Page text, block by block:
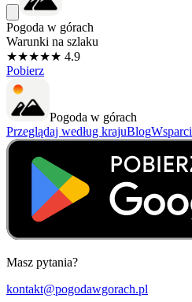
Pogoda w górach
Warunki na szlaku
★★★★★ 4.9
Pobierz
Pogoda w górach
Przeglądaj według krajuBlog
Masz pytania?
kontakt@pogodawgorach.pl